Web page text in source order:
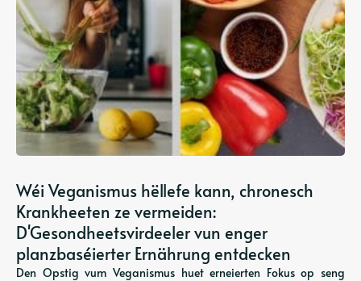
Wéi Veganismus hëllefe kann, chronesch
Krankheeten ze vermeiden:
D'Gesondheetsvirdeeler vun enger
planzbaséierter Ernährung entdecken
Den Opstig vum Veganismus huet erneierten Fokus op seng